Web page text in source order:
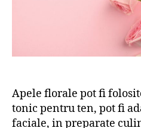
Apele florale pot fi
tonic pentru ten, pot fi
faciale, in preparate